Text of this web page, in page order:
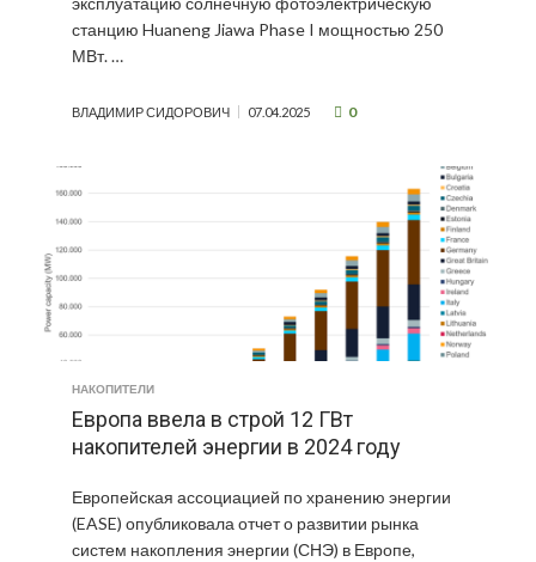
станцию Huaneng Jiawa Phase I мощностью 250
МВт. …
ВЛАДИМИР СИДОРОВИЧ 07.04.2025 0
НАКОПИТЕЛИ
Европа ввела в строй 12 ГВт
накопителей энергии в 2024 году
Европейская ассоциацией по хранению энергии
(EASE) опубликовала отчет о развитии рынка
систем накопления энергии (СНЭ) в Европе,